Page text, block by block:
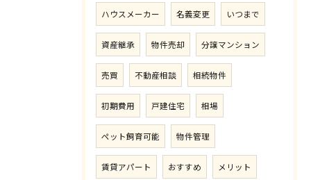
ハウスメーカー 名義変更 いつまで
資産継承 物件売却 分譲マンション
売買 不動産相談 相続物件
初期費用 戸建住宅 相場
ペット飼育可能 物件管理
賃貸アパート おすすめ メリット